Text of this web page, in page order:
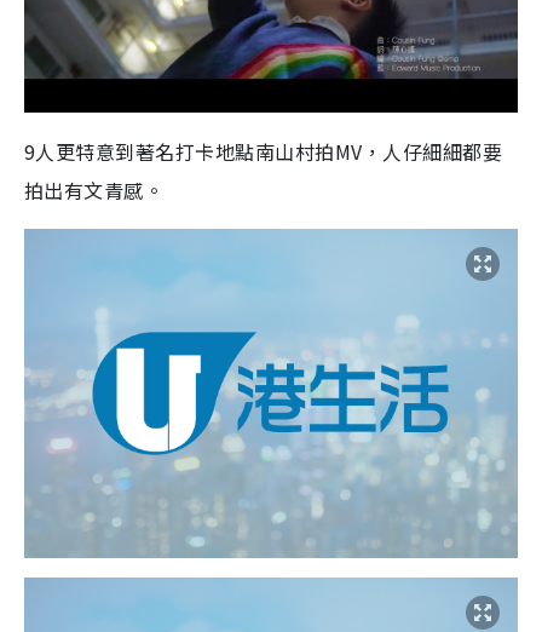
9人更特意到著名打卡地點南山村拍MV，人仔細細都要
拍出有文青感。